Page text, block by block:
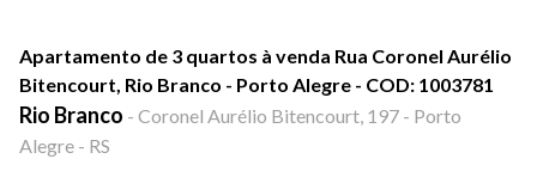
Apartamento de 3 quartos à venda Rua Coronel Aurélio
Bitencourt, Rio Branco - Porto Alegre - COD: 1003781
Rio Branco - Coronel Aurélio Bitencourt, 197 - Porto
Alegre - RS